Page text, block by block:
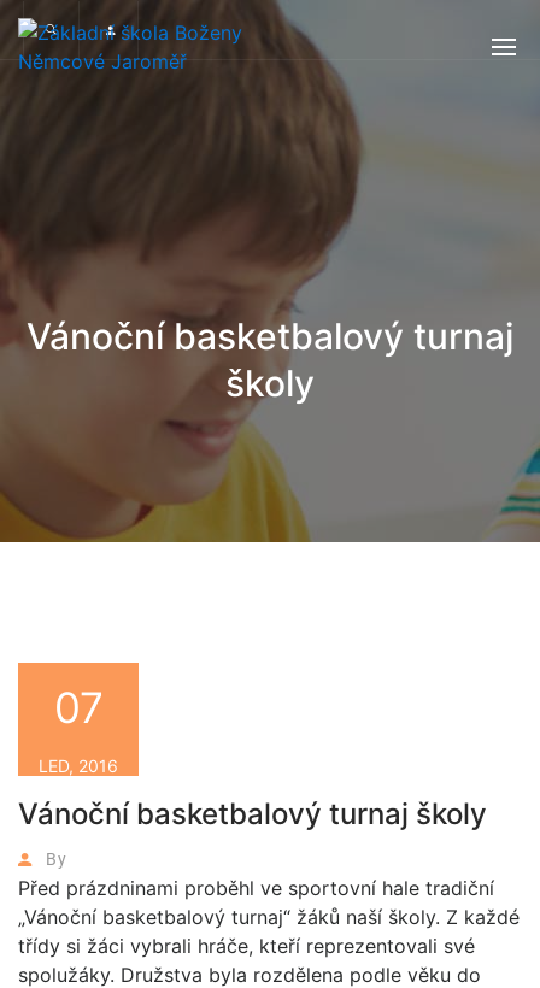
Vánoční basketbalový turnaj
školy
Vánoční basketbalový turnaj školy
By
07
LED, 2016
Před prázdninami proběhl ve sportovní hale tradiční
„Vánoční basketbalový turnaj“ žáků naší školy. Z každé
třídy si žáci vybrali hráče, kteří reprezentovali své
spolužáky. Družstva byla rozdělena podle věku do